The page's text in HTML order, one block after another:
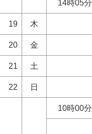
14時05分
19 木
20 金
21 土
22 日
10時00分